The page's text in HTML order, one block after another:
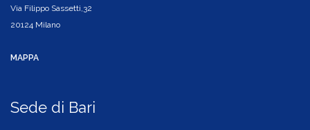
Via Filippo Sassetti,32
20124 Milano
MAPPA
Sede di Bari